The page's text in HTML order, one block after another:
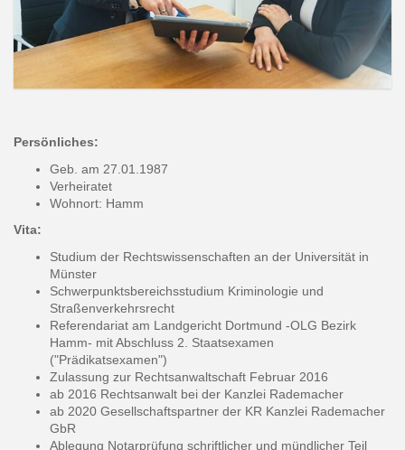
Persönliches:
Geb. am 27.01.1987
Verheiratet
Wohnort: Hamm
Vita:
Studium der Rechtswissenschaften an der Universität in
Münster
Schwerpunktsbereichsstudium Kriminologie und
Straßenverkehrsrecht
Referendariat am Landgericht Dortmund -OLG Bezirk
Hamm- mit Abschluss 2. Staatsexamen
("Prädikatsexamen")
Zulassung zur Rechtsanwaltschaft Februar 2016
ab 2016 Rechtsanwalt bei der Kanzlei Rademacher
ab 2020 Gesellschaftspartner der KR Kanzlei Rademacher
GbR
Ablegung Notarprüfung schriftlicher und mündlicher Teil